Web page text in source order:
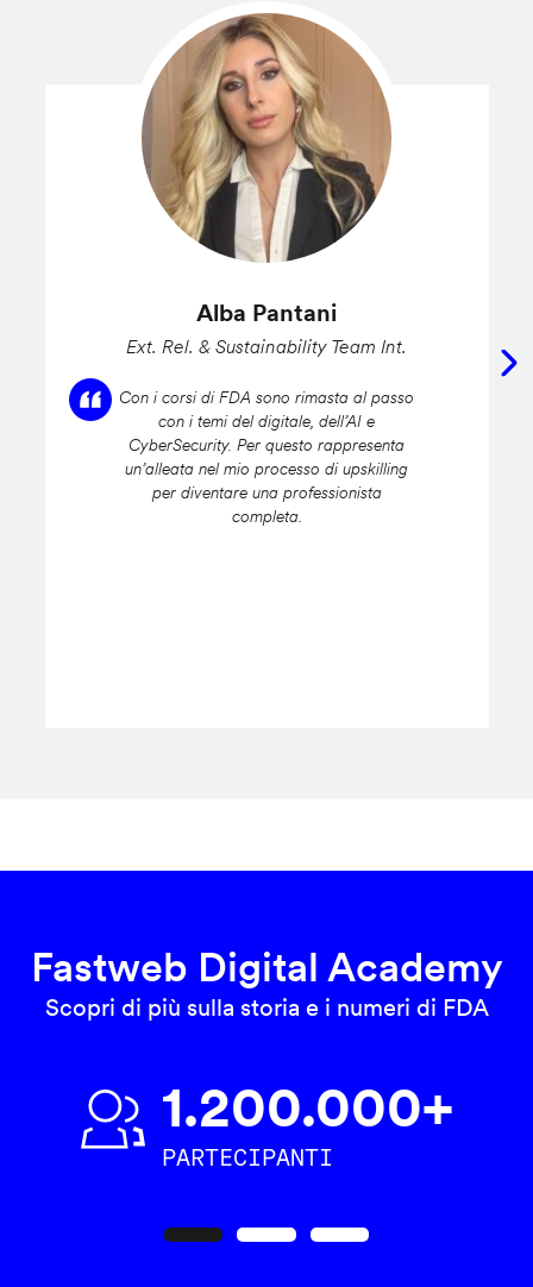
Alba Pantani
Ext. Rel. & Sustainability Team Int.
Con i corsi di FDA sono rimasta al passo
con i temi del digitale, dell’AI e
CyberSecurity. Per questo rappresenta
un’alleata nel mio processo di upskilling
per diventare una professionista
completa.
Fastweb Digital Academy
Scopri di più sulla storia e i numeri di FDA
1.200.000+
PARTECIPANTI